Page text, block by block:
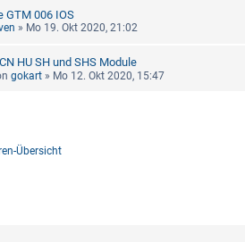
GTM 006 IOS
» Mo 19. Okt 2020, 21:02
HU SH und SHS Module
gokart » Mo 12. Okt 2020, 15:47
Übersicht